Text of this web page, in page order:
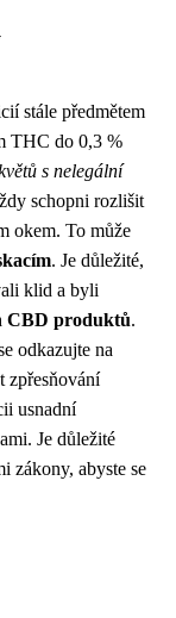
stále předmětem
THC do 0,3 %
s nelegální
schopni rozlišit
okem. To může
. Je důležité,
klid a byli
CBD produktů.
odkazujte na
zpřesňování
usnadní
Je důležité
zákony, abyste se